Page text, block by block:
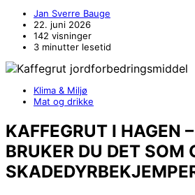
Jan Sverre Bauge
22. juni 2026
142 visninger
3 minutter lesetid
Klima & Miljø
Mat og drikke
KAFFEGRUT I HAGEN
BRUKER DU DET SOM